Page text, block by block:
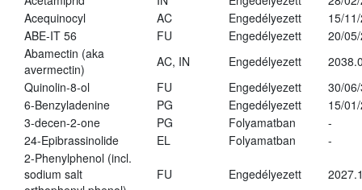
Acequinocyl
AC Engedélyezett
15/
ABE-IT 56
FU Engedélyezett
20/
Abamectin (aka
avermectin)
AC, IN Engedélyezett
Quinolin-8-ol
FU Engedélyezett
30/
6-Benzyladenine
PG Engedélyezett
15/
3-decen-2-one
PG Folyamatban
-
24-Epibrassinolide
EL Folyamatban
-
2-Phenylphenol (incl.
sodium salt
FU Engedélyezett